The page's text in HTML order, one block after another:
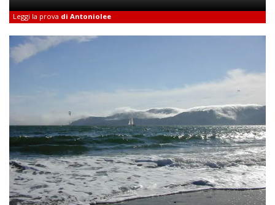
Leggi la prova di Antoniolee